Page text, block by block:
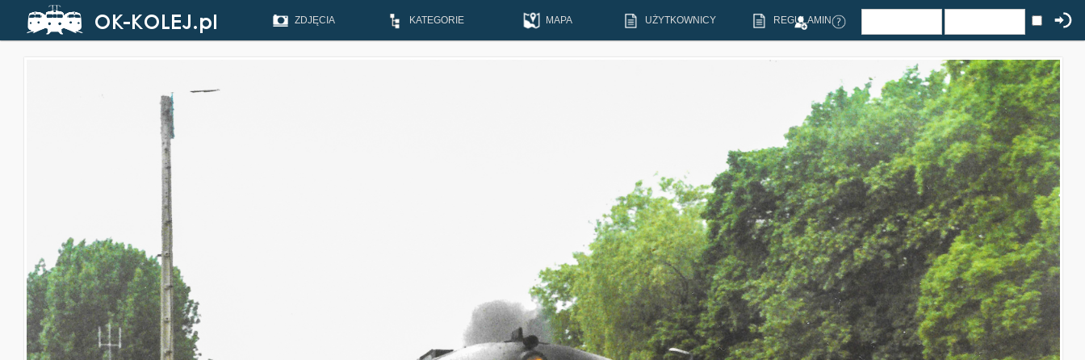
ZDJĘCIA KATEGORIE MAPA UŻYTKOWNICY REGULAMIN